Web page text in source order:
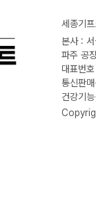
세종기
본사 :
파주 공
대표번
통신판
건강기